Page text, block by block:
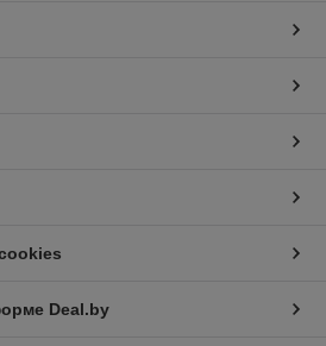
Deal.by